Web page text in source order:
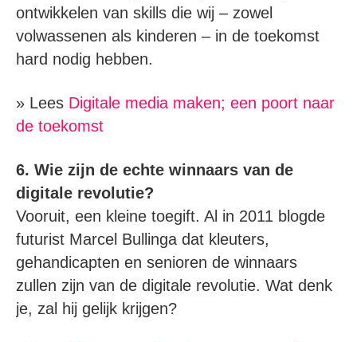
ontwikkelen van skills die wij – zowel
volwassenen als kinderen – in de toekomst
hard nodig hebben.
» Lees Digitale media maken; een poort naar
de toekomst
6. Wie zijn de echte winnaars van de
digitale revolutie?
Vooruit, een kleine toegift. Al in 2011 blogde
futurist Marcel Bullinga dat kleuters,
gehandicapten en senioren de winnaars
zullen zijn van de digitale revolutie. Wat denk
je, zal hij gelijk krijgen?